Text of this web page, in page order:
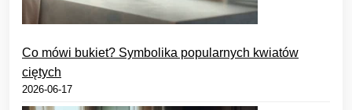
Co mówi bukiet? Symbolika popularnych kwiatów
ciętych
2026-06-17